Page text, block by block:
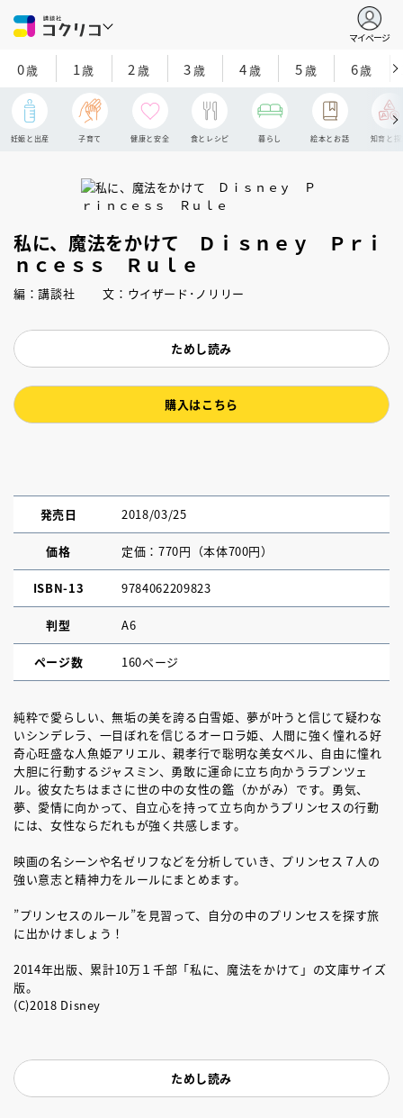
マイページ
0歳 1歳 2 歳 3歳 4歳 5歳 6歳
妊娠と出産 子育て 健康と安全 食とレシピ 暮らし 絵本とお話 知育と探
私に、魔法をかけて Ｄｉｓｎｅｙ Ｐｒｉ
ｎｃｅｓｓ Ｒｕｌｅ
編：講談社 文：ウイザード･ノリリー
ためし読み
購入はこちら
発売日 2018/03/25
価格 定価：770円（本体700円）
ISBN-13 9784062209823
判型 A6
ページ数 160ページ
純粋で愛らしい、無垢の美を誇る白雪姫、夢が叶うと信じて疑わな
いシンデレラ、一目ぼれを信じるオーロラ姫、人間に強く憧れる好
奇心旺盛な人魚姫アリエル、親孝行で聡明な美女ベル、自由に憧れ
大胆に行動するジャスミン、勇敢に運命に立ち向かうラプンツェ
ル。彼女たちはまさに世の中の女性の鑑（かがみ）です。勇気、
夢、愛情に向かって、自立心を持って立ち向かうプリンセスの行動
には、女性ならだれもが強く共感します。
映画の名シーンや名ゼリフなどを分析していき、プリンセス７人の
強い意志と精神力をルールにまとめます。
”プリンセスのルール”を見習って、自分の中のプリンセスを探す旅
に出かけましょう！
2014年出版、累計10万１千部「私に、魔法をかけて」の文庫サイズ
版。
(C)2018 Disney
ためし読み